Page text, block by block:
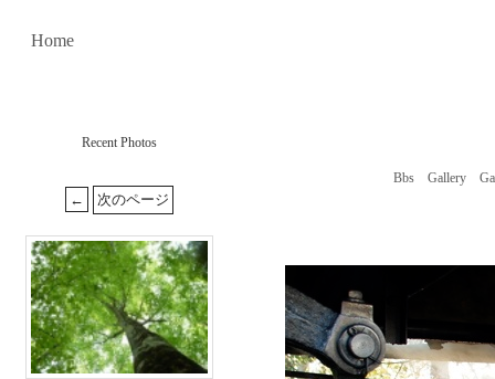
Home
Recent Photos
Bbs Gallery